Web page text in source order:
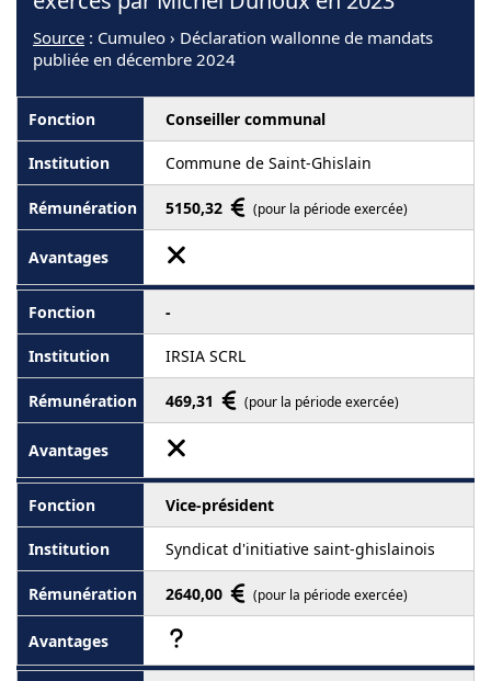
Source : Cumuleo › Déclaration wallonne de mandats
publiée en décembre 2024
Conseiller communal
Commune de Saint-Ghislain
5150,32 (pour la période exercée)
-
IRSIA SCRL
469,31 (pour la période exercée)
Vice-président
Syndicat d'initiative saint-ghislainois
2640,00 (pour la période exercée)